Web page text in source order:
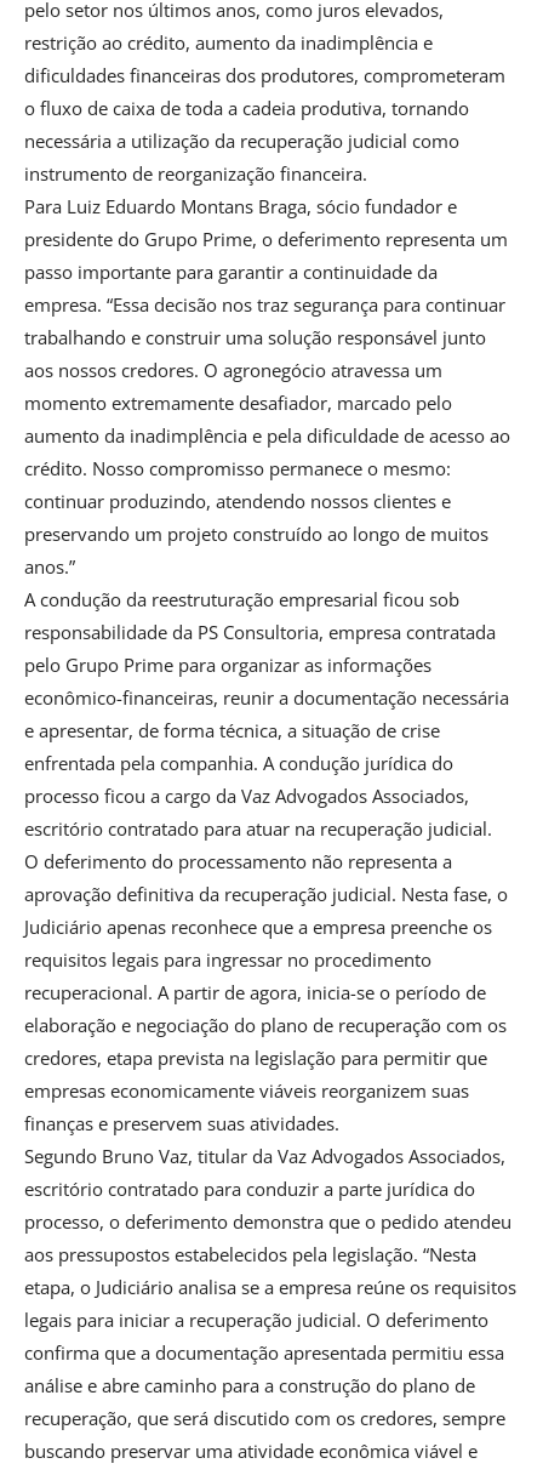
pelo setor nos últimos anos, como juros elevados,
restrição ao crédito, aumento da inadimplência e
dificuldades financeiras dos produtores, comprometeram
o fluxo de caixa de toda a cadeia produtiva, tornando
necessária a utilização da recuperação judicial como
instrumento de reorganização financeira.
Para Luiz Eduardo Montans Braga, sócio fundador e
presidente do Grupo Prime, o deferimento representa um
passo importante para garantir a continuidade da
empresa. “Essa decisão nos traz segurança para continuar
trabalhando e construir uma solução responsável junto
aos nossos credores. O agronegócio atravessa um
momento extremamente desafiador, marcado pelo
aumento da inadimplência e pela dificuldade de acesso ao
crédito. Nosso compromisso permanece o mesmo:
continuar produzindo, atendendo nossos clientes e
preservando um projeto construído ao longo de muitos
anos.”
A condução da reestruturação empresarial ficou sob
responsabilidade da PS Consultoria, empresa contratada
pelo Grupo Prime para organizar as informações
econômico-financeiras, reunir a documentação necessária
e apresentar, de forma técnica, a situação de crise
enfrentada pela companhia. A condução jurídica do
processo ficou a cargo da Vaz Advogados Associados,
escritório contratado para atuar na recuperação judicial.
O deferimento do processamento não representa a
aprovação definitiva da recuperação judicial. Nesta fase, o
Judiciário apenas reconhece que a empresa preenche os
requisitos legais para ingressar no procedimento
recuperacional. A partir de agora, inicia-se o período de
elaboração e negociação do plano de recuperação com os
credores, etapa prevista na legislação para permitir que
empresas economicamente viáveis reorganizem suas
finanças e preservem suas atividades.
Segundo Bruno Vaz, titular da Vaz Advogados Associados,
escritório contratado para conduzir a parte jurídica do
processo, o deferimento demonstra que o pedido atendeu
aos pressupostos estabelecidos pela legislação. “Nesta
etapa, o Judiciário analisa se a empresa reúne os requisitos
legais para iniciar a recuperação judicial. O deferimento
confirma que a documentação apresentada permitiu essa
análise e abre caminho para a construção do plano de
recuperação, que será discutido com os credores, sempre
buscando preservar uma atividade econômica viável e